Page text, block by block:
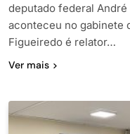
deputado federal André
aconteceu no gabinete
Figueiredo é relator…
Ver mais